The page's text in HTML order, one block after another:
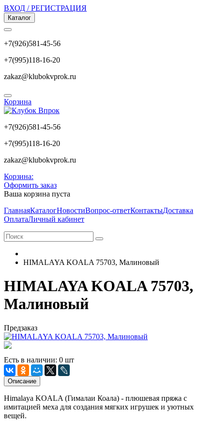
ВХОД / РЕГИСТРАЦИЯ
Каталог
+7(926)581-45-56
+7(995)118-16-20
zakaz@klubokvprok.ru
Корзина
+7(926)581-45-56
+7(995)118-16-20
zakaz@klubokvprok.ru
Корзина:
Оформить заказ
Ваша корзина пуста
ГлавнаяКаталогНовостиВопрос-ответКонтактыДоставка
ОплатаЛичный кабинет
HIMALAYA KOALA 75703, Малиновый
HIMALAYA KOALA 75703,
Малиновый
Предзаказ
Есть в наличии: 0 шт
Описание
Himalaya KOALA (Гималаи Коала) - плюшевая пряжа с
имитацией меха для создания мягких игрушек и уютных
вещей.